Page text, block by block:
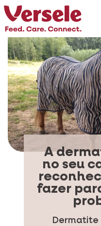
A
no seu
fazer
Dermatite